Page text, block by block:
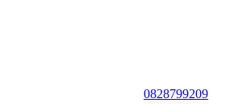
0828799209